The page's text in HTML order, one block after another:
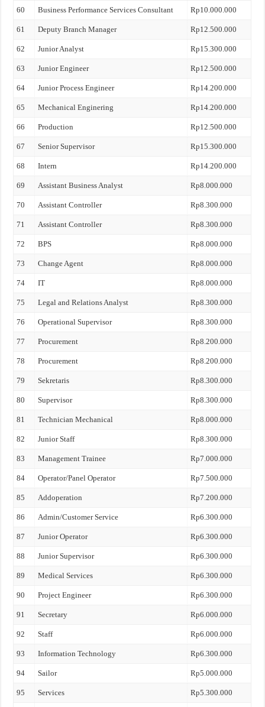
60 Business Performance Services Consultant Rp10.000.000
61 Deputy Branch Manager Rp12.500.000
62 Junior Analyst Rp15.300.000
63 Junior Engineer Rp12.500.000
64 Junior Process Engineer Rp14.200.000
65 Mechanical Enginering Rp14.200.000
66 Production Rp12.500.000
67 Senior Supervisor Rp15.300.000
68 Intern Rp14.200.000
69 Assistant Business Analyst Rp8.000.000
70 Assistant Controller Rp8.300.000
71 Assistant Controller Rp8.300.000
72 BPS Rp8.000.000
73 Change Agent Rp8.000.000
74 IT Rp8.000.000
75 Legal and Relations Analyst Rp8.300.000
76 Operational Supervisor Rp8.300.000
77 Procurement Rp8.200.000
78 Procurement Rp8.200.000
79 Sekretaris Rp8.300.000
80 Supervisor Rp8.300.000
81 Technician Mechanical Rp8.000.000
82 Junior Staff Rp8.300.000
83 Management Trainee Rp7.000.000
84 Operator/Panel Operator Rp7.500.000
85 Addoperation Rp7.200.000
86 Admin/Customer Service Rp6.300.000
87 Junior Operator Rp6.300.000
88 Junior Supervisor Rp6.300.000
89 Medical Services Rp6.300.000
90 Project Engineer Rp6.300.000
91 Secretary Rp6.000.000
92 Staff Rp6.000.000
93 Information Technology Rp6.300.000
94 Sailor Rp5.000.000
95 Services Rp5.300.000